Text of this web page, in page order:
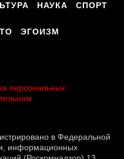
НАУКА СПОРТ
ЭГОИЗМ
персональных
в Федеральной
информационных